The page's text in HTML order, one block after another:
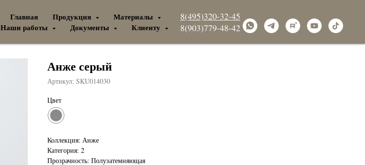
Главная Продукция
Материалы
Наши работы
Документы Клиенту
8(495)320-32-45
8(903)779-48-42
Анже серый
Артикул: SKU014030
Цвет
Коллекция: Анже
Категория: 2
Прозрачность: Полузатемняющая